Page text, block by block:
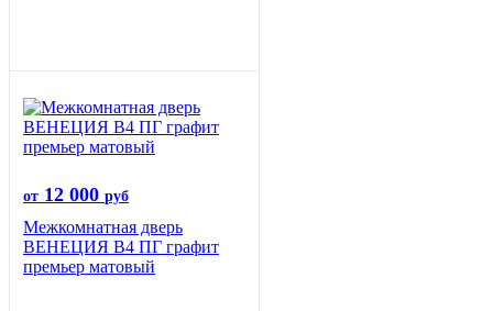
от 12 000 руб
Межкомнатная дверь
ВЕНЕЦИЯ B4 ПГ графит
премьер матовый